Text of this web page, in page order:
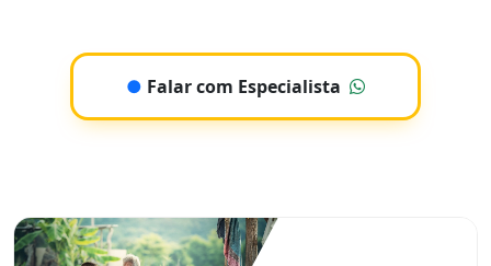
● Falar com Especialista